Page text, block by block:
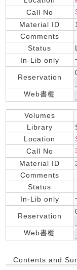
Call No
Material ID
Comments
Status
In-Lib only
Reservation
Web書棚
Volumes
Library
Location
Call No
Material ID
Comments
Status
In-Lib only
Reservation
Web書棚
Contents and